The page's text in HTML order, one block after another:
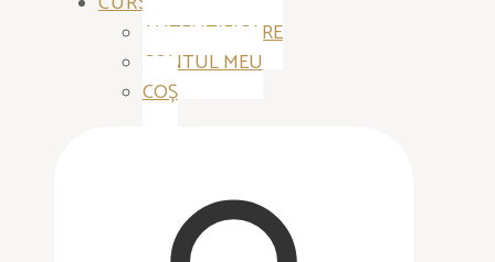
AUTENTIFICARE
CONTUL MEU
COȘ